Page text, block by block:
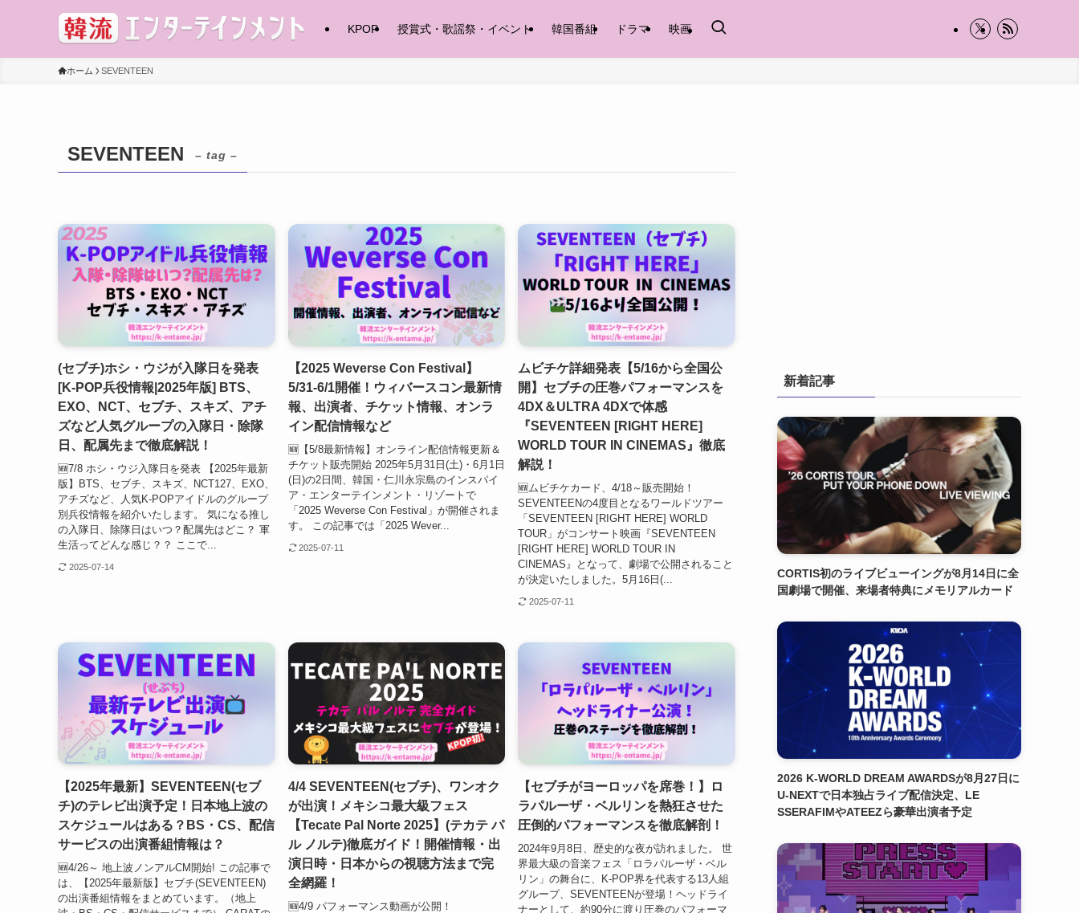
KPOP 授賞式・歌謡祭・イベント 韓国番組 ドラマ 映画
ホーム SEVENTEEN
SEVENTEEN – tag –
(セブチ)ホシ・ウジが入隊日を発表
[K-POP兵役情報|2025年版] BTS、
EXO、NCT、セブチ、スキズ、アチ
ズなど人気グループの入隊日・除隊
日、配属先まで徹底解説！
🆕7/8 ホシ・ウジ入隊日を発表 【2025年最新
版】BTS、セブチ、スキズ、NCT127、EXO、
アチズなど、人気K-POPアイドルのグループ
別兵役情報を紹介いたします。 気になる推し
の入隊日、除隊日はいつ？配属先はどこ？ 軍
生活ってどんな感じ？？ ここで...
2025-07-14
【2025 Weverse Con Festival】
5/31-6/1開催！ウィバースコン最新情
報、出演者、チケット情報、オンラ
イン配信情報など
🆕【5/8最新情報】オンライン配信情報更新＆
チケット販売開始 2025年5月31日(土)・6月1日
(日)の2日間、韓国・仁川永宗島のインスパイ
ア・エンターテインメント・リゾートで
「2025 Weverse Con Festival」が開催されま
す。 この記事では「2025 Wever...
2025-07-11
ムビチケ詳細発表【5/16から全国公
開】セブチの圧巻パフォーマンスを
4DX＆ULTRA 4DXで体感
『SEVENTEEN [RIGHT HERE]
WORLD TOUR IN CINEMAS』徹底
解説！
🆕ムビチケカード、4/18～販売開始！
SEVENTEENの4度目となるワールドツアー
「SEVENTEEN [RIGHT HERE] WORLD
TOUR」がコンサート映画『SEVENTEEN
[RIGHT HERE] WORLD TOUR IN
CINEMAS』となって、劇場で公開されること
が決定いたしました。5月16日(...
2025-07-11
【2025年最新】SEVENTEEN(セブ
チ)のテレビ出演予定！日本地上波の
スケジュールはある？BS・CS、配信
サービスの出演番組情報は？
🆕4/26～ 地上波ノンアルCM開始! この記事で
は、【2025年最新版】セブチ(SEVENTEEN)
の出演番組情報をまとめています。（地上
4/4 SEVENTEEN(セブチ)、ワンオク
が出演！メキシコ最大級フェス
【Tecate Pal Norte 2025】(テカテ パ
ル ノルテ)徹底ガイド！開催情報・出
演日時・日本からの視聴方法まで完
全網羅！
🆕4/9 パフォーマンス動画が公開！
【セブチがヨーロッパを席巻！】ロ
ラパルーザ・ベルリンを熱狂させた
圧倒的パフォーマンスを徹底解剖！
2024年9月8日、歴史的な夜が訪れました。 世
界最大級の音楽フェス「ロラパルーザ・ベル
リン」の舞台に、K-POP界を代表する13人組
グループ、SEVENTEENが登場！ヘッドライ
ナーとして、約90分に渡り圧巻のパフォーマ
新着記事
CORTIS初のライブビューイングが8月14日に全
国劇場で開催、来場者特典にメモリアルカード
2026 K-WORLD DREAM AWARDSが8月27日に
U-NEXTで日本独占ライブ配信決定、LE
SSERAFIMやATEEZら豪華出演者予定